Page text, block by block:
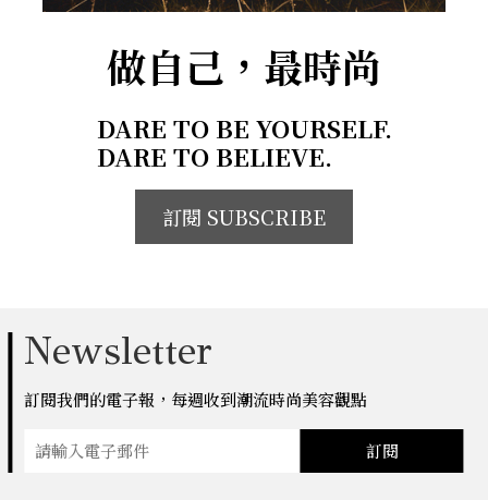
做自己，最時尚
DARE TO BE YOURSELF.
DARE TO BELIEVE.
訂閱 SUBSCRIBE
Newsletter
訂閱我們的電子報，每週收到潮流時尚美容觀點
訂閱